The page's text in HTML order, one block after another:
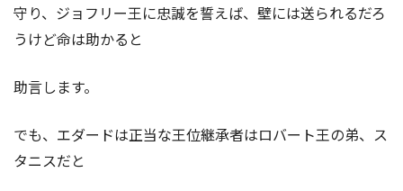
守り、ジョフリー王に忠誠を誓えば、壁には送られるだろ
うけど命は助かると
助言します。
でも、エダードは正当な王位継承者はロバート王の弟、ス
タニスだと